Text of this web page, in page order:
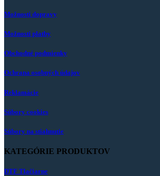
Možnosti dopravy
Možnosti platby
Obchodné podmienky
Ochrana osobných údajov
Reklamácie
Súbory cookies
Súbory na stiahnutie
KATEGÓRIE PRODUKTOV
DTF Tlačiarne